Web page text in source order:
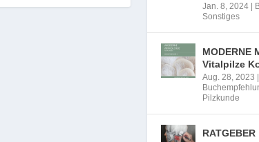
Jan. 8, 2024
Sonstiges
MODERNE
Vitalpilze
Aug. 28, 2023
Pilzkunde